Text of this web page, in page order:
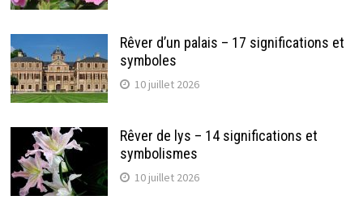
Rêver d’un palais – 17 significations et
symboles
10 juillet 2026
Rêver de lys – 14 significations et
symbolismes
10 juillet 2026